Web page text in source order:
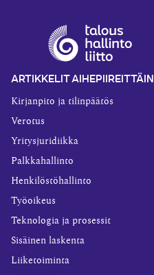
ARTIKKELIT AIHEPIIREITTÄIN
Kirjanpito ja tilinpäätös
Verotus
Yritysjuridiikka
Palkkahallinto
Henkilöstöhallinto
Työoikeus
Teknologia ja prosessit
Sisäinen laskenta
Liiketoiminta